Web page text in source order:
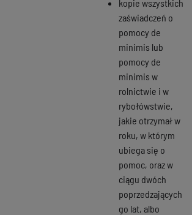
kopie wszystkich
zaświadczeń o
pomocy de
minimis lub
pomocy de
minimis w
rolnictwie i w
rybołówstwie,
jakie otrzymał w
roku, w którym
ubiega się o
pomoc, oraz w
ciągu dwóch
poprzedzających
go lat, albo